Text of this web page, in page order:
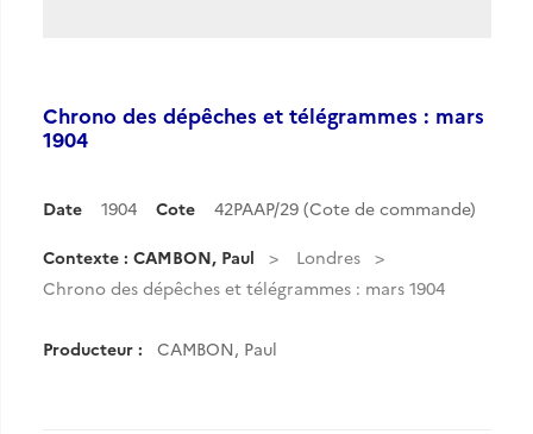
Chrono des dépêches et télégrammes : mars
1904
Date 1904 Cote 42PAAP/29 (Cote de commande)
Contexte : CAMBON, Paul
Londres
Chrono des dépêches et télégrammes : mars 1904
Producteur : CAMBON, Paul